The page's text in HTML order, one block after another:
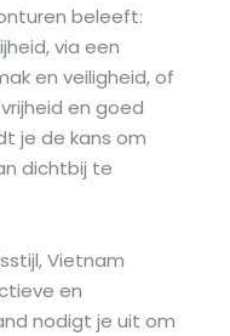
beleeft:
via een
en veiligheid, of
en goed
je de kans om
dichtbij te
Vietnam
en
nodigt je uit om